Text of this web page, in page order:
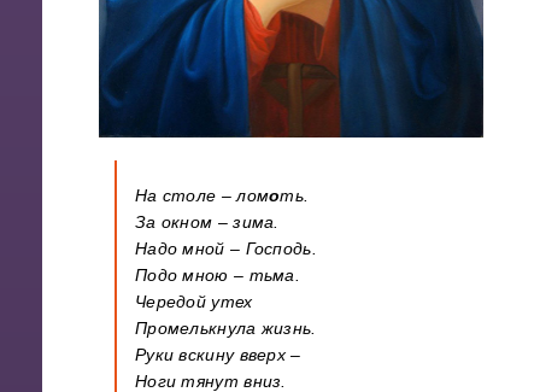
На столе – ломоть.
За окном – зима.
Надо мной – Господь.
Подо мною – тьма.
Чередой утех
Промелькнула жизнь.
Руки вскину вверх –
Ноги тянут вниз.